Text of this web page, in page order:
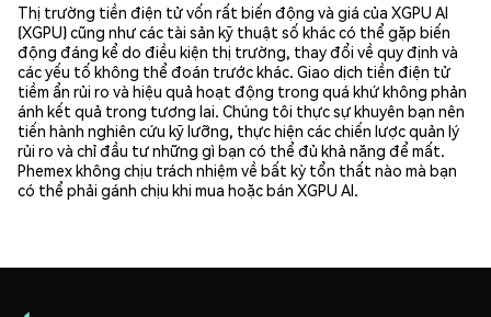
Thị trường tiền điện tử vốn rất biến động và giá của XGPU AI
(XGPU) cũng như các tài sản kỹ thuật số khác có thể gặp biến
động đáng kể do điều kiện thị trường, thay đổi về quy định và
các yếu tố không thể đoán trước khác. Giao dịch tiền điện tử
tiềm ẩn rủi ro và hiệu quả hoạt động trong quá khứ không phản
ánh kết quả trong tương lai. Chúng tôi thực sự khuyên bạn nên
tiến hành nghiên cứu kỹ lưỡng, thực hiện các chiến lược quản lý
rủi ro và chỉ đầu tư những gì bạn có thể đủ khả năng để mất.
Phemex không chịu trách nhiệm về bất kỳ tổn thất nào mà bạn
có thể phải gánh chịu khi mua hoặc bán XGPU AI.